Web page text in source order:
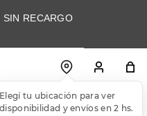
SIN RECARGO